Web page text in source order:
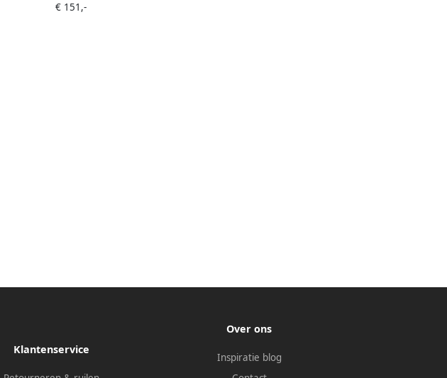
€ 151,-
Klantenservice
Over ons
Inspiratie blog